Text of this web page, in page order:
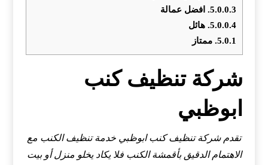
5.0.0.3.
افضل عمالة
5.0.0.4. هائل
5.0.1. ممتاز
شركة تنظيف كنب
ابوظبي
تقدم شركة تنظيف كنب ابوظبي خدمة تنظيف الكنب مع
الاهتمام الدقيق بأقمشة الكنب فلا يكاد يخلو منزل أو بيت